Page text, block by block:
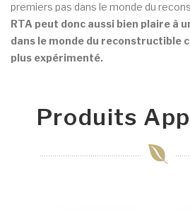
premiers pas dans le monde du
RTA peut donc aussi bien plaire à
dans le monde du reconstructible
plus expérimenté.
Produits